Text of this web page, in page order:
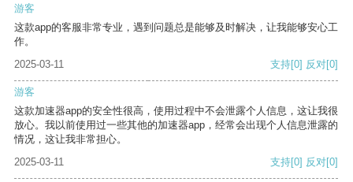
游客
这款app的客服非常专业，遇到问题总是能够及时解决，让我能够安心工
作。
2025-03-11
支持[0] 反对[0]
游客
这款加速器app的安全性很高，使用过程中不会泄露个人信息，这让我很
放心。我以前使用过一些其他的加速器app，经常会出现个人信息泄露的
情况，这让我非常担心。
2025-03-11
支持[0] 反对[0]